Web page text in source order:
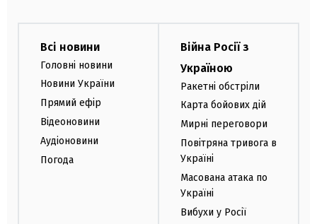
Всі новини
Головні новини
Новини України
Прямий ефір
Відеоновини
Аудіоновини
Погода
Війна Росії з
Україною
Ракетні обстріли
Карта бойових дій
Мирні переговори
Повітряна тривога в
Україні
Масована атака по
Україні
Вибухи у Росії